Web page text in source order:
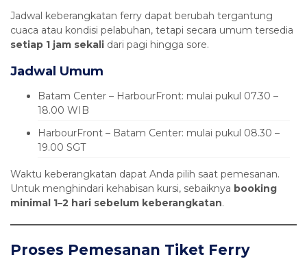
Jadwal keberangkatan ferry dapat berubah tergantung
cuaca atau kondisi pelabuhan, tetapi secara umum tersedia
setiap 1 jam sekali dari pagi hingga sore.
Jadwal Umum
Batam Center – HarbourFront: mulai pukul 07.30 –
18.00 WIB
HarbourFront – Batam Center: mulai pukul 08.30 –
19.00 SGT
Waktu keberangkatan dapat Anda pilih saat pemesanan.
Untuk menghindari kehabisan kursi, sebaiknya booking
minimal 1–2 hari sebelum keberangkatan.
Proses Pemesanan Tiket Ferry